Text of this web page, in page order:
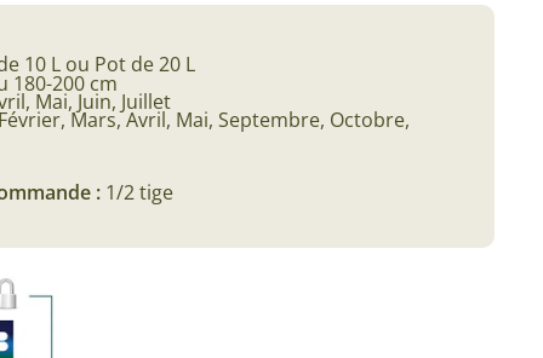
10 L ou Pot de 20 L
180-200 cm
Mai, Juin, Juillet
Février, Mars, Avril, Mai, Septembre, Octobre,
: 1/2 tige